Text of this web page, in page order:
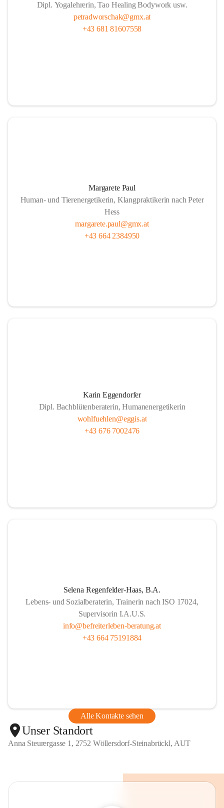
Dipl. Yogalehrerin, Tao Healing Bodywork usw.
petradworschak@gmx.at
+43 681 81607558
Margarete Paul
Human- und Tierenergetikerin, Klangpraktikerin nach Peter
Hess
margarete.paul@gmx.at
+43 664 2384950
Karin Eggendorfer
Dipl. Bachblütenberaterin, Humanenergetikerin
wohlfuehlen@eggis.at
+43 676 7002476
Selena Regenfelder-Haas, B.A.
Lebens- und Sozialberaterin, Trainerin nach ISO 17024,
Supervisorin I.A.U.S.
info@befreiterleben-beratung.at
+43 664 75191884
Alle Kontakte sehen
Unser Standort
Anna Steurergasse 1, 2752 Wöllersdorf-Steinabrückl, AUT